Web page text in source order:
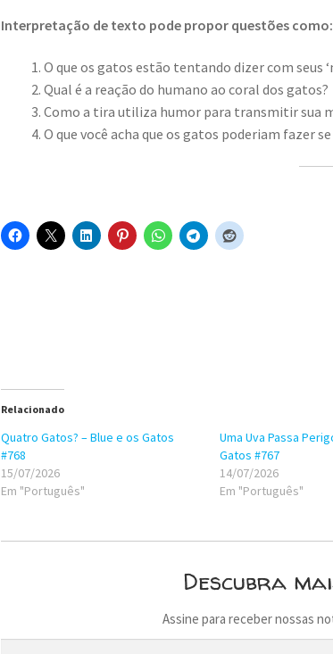
Interpretação de texto pode propor questões como:
O que os gatos estão tentando dizer com seus
Qual é a reação do humano ao coral dos gatos?
Como a tira utiliza humor para transmitir sua
O que você acha que os gatos poderiam fazer
Relacionado
Quatro Gatos? – Blue e os Gatos
#768
15/07/2026
Em "Português"
Uma Uva Passa
Gatos #767
14/07/2026
Em "Português"
Descubra
Assine para receber nossas
Digite seu e-mail…